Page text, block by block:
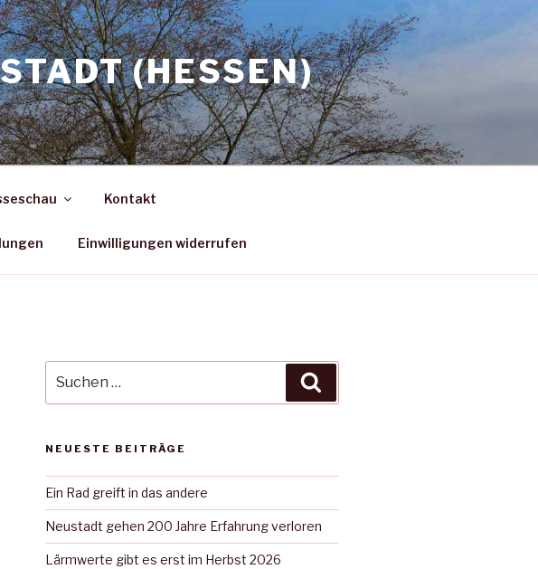
(HESSEN)
Kontakt
Einwilligungen widerrufen
nach:
NEUESTE BEITRÄGE
Ein Rad greift in das andere
Neustadt gehen 200 Jahre Erfahrung verloren
Lärmwerte gibt es erst im Herbst 2026